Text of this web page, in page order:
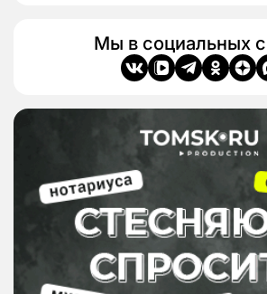
Мы в социальных